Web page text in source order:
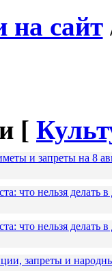
на сайт
[
и запреты на 8
что нельзя делать
что нельзя
запреты и